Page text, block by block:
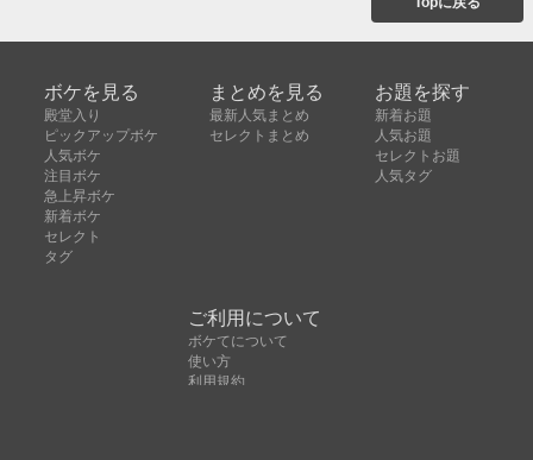
ボケを見る
殿堂入り
ピックアップボケ
人気ボケ
注目ボケ
急上昇ボケ
新着ボケ
セレクト
タグ
まとめを見る
最新人気まとめ
セレクトまとめ
お題を探す
新着お題
人気お題
セレクトお題
人気タグ
ご利用について
ボケてについて
使い方
利用規約